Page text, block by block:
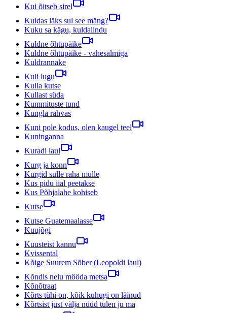
Kui õitseb sirel
Kuidas läks sul see mäng?
Kuku sa kägu, kuldalindu
Kuldne õhtupäike
Kuldne õhtupäike - vahesalmiga
Kuldrannake
Kuli lugu
Kulla kutse
Kullast süda
Kummituste tund
Kungla rahvas
Kuni pole kodus, olen kaugel teel
Kuninganna
Kuradi laul
Kurg ja konn
Kurgid sulle raha mulle
Kus pidu iial peetakse
Kus Põhjalahe kohiseb
Kutse
Kutse Guatemaalasse
Kuujõgi
Kuusteist kannu
Kvissental
Kõige Suurem Sõber (Leopoldi laul)
Kõndis neiu mööda metsa
Kõnõtraat
Kõrts tühi on, kõik kuhugi on läinud
Kõrtsist just välja nüüd tulen ju ma